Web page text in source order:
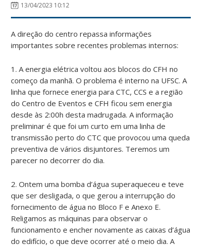
13/04/2023 10:12
A direção do centro repassa informações
importantes sobre recentes problemas internos:
1. A energia elétrica voltou aos blocos do CFH no
começo da manhã. O problema é interno na UFSC. A
linha que fornece energia para CTC, CCS e a região
do Centro de Eventos e CFH ficou sem energia
desde às 2:00h desta madrugada. A informação
preliminar é que foi um curto em uma linha de
transmissão perto do CTC que provocou uma queda
preventiva de vários disjuntores. Teremos um
parecer no decorrer do dia.
2. Ontem uma bomba d’água superaqueceu e teve
que ser desligada, o que gerou a interrupção do
fornecimento de água no Bloco F e Anexo E.
Religamos as máquinas para observar o
funcionamento e encher novamente as caixas d’água
do edifício, o que deve ocorrer até o meio dia. A